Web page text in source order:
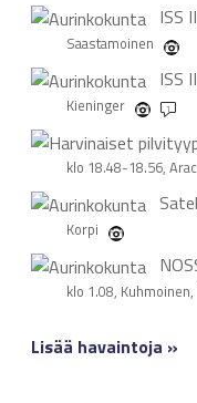
ISS
Saastamoinen
ISS
Kieninger 1
klo 18.48-18.56,
Korpi
klo 1.08,
Lisää havaintoja »